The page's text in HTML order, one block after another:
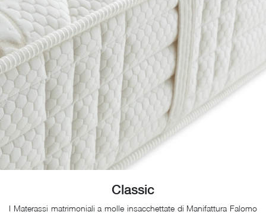
Classic
I Materassi matrimoniali a molle insacchettate di Manifattura Falomo